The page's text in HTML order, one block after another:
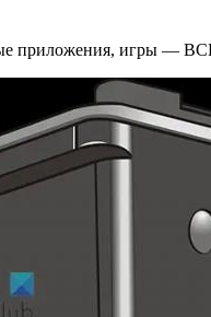
приложения, игры —